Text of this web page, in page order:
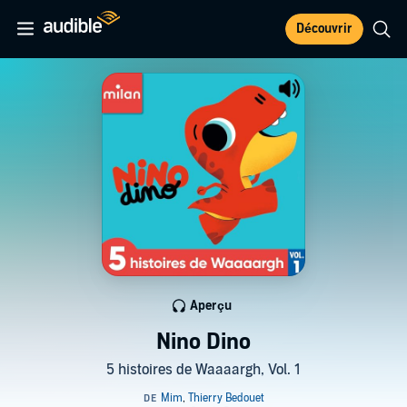
Découvrir
Nino Dino
5 histoires de Waaaargh, Vol. 1
Aperçu